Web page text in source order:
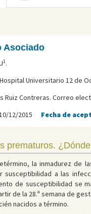
Asociado
1.
Universitario 12 de
Ruiz Contreras. Correo
12/2015 Fecha de
prematuros.
la inmadurez de
susceptibilidad a las
de susceptibilidad se
de la 28.ª semana de
nacidos a término.